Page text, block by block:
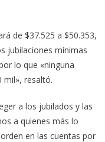
de $37.525 a $50.353,
jubilaciones mínimas
lo que «ninguna
mil», resaltó.
a los jubilados y las
a quienes más lo
en las cuentas por